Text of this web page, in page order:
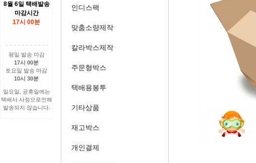
8월 6일 택배발송
마감시간
17시 00분
평일 발송 마감
17시 00분
토요일 발송 마감
10시 30분
일요일, 공휴일에는
택배사 사정으로인해
발송되지 않습니다.
인디스팩
맞춤소량제작
칼라박스제작
주문형박스
택배용봉투
기타상품
재고박스
개인결제